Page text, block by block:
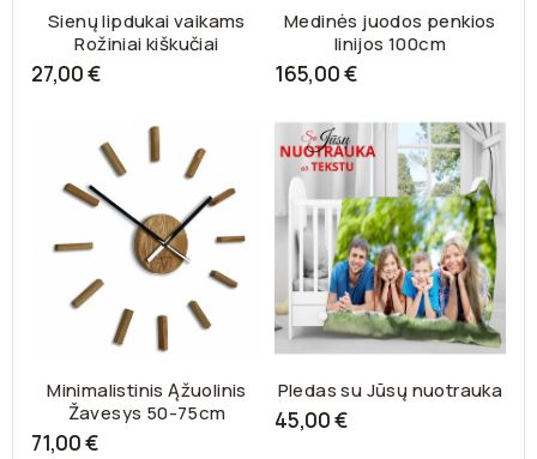
Sienų lipdukai vaikams
Rožiniai kiškučiai
27,00 €
Medinės juodos penkios
linijos 100cm
165,00 €
Minimalistinis Ąžuolinis
Žavesys 50-75cm
71,00 €
Pledas su Jūsų nuotrauka
45,00 €